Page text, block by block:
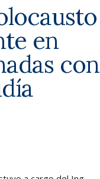
en
con